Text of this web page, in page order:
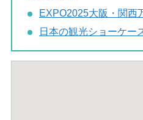
EXPO2025大阪・関西
日本の観光ショーケー